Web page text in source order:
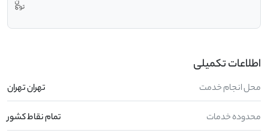
اطلاعات تکمیلی
محل انجام خدمت تهران تهران
محدوده خدمات تمام نقاط کشور